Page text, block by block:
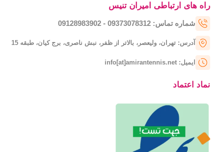
راه های ارتباطی امیران تنیس
شماره تماس: 09373078312 - 09128983902
آدرس: تهران، ولیعصر، بالاتر از ظفر، نبش ناصری، برج کیان، طبقه 15
ایمیل: info[at]amirantennis.net
نماد اعتماد